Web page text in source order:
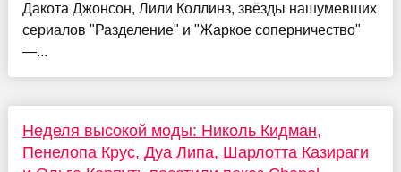
Дакота Джонсон, Лили Коллинз, звёзды нашумевших
сериалов "Разделение" и "Жаркое соперничество"
—...
Неделя высокой моды: Николь Кидман,
Пенелопа Крус, Дуа Липа, Шарлотта Казираги